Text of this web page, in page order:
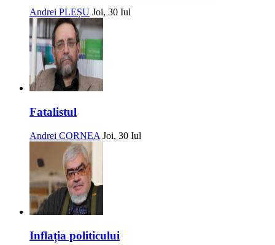
Andrei PLEȘU Joi, 30 Iul
Fatalistul
Andrei CORNEA Joi, 30 Iul
Inflația politicului